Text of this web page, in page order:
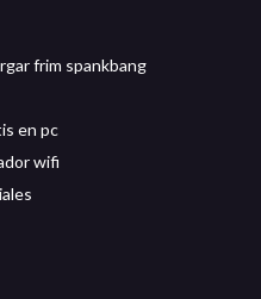
frim spankbang
en pc
wifi